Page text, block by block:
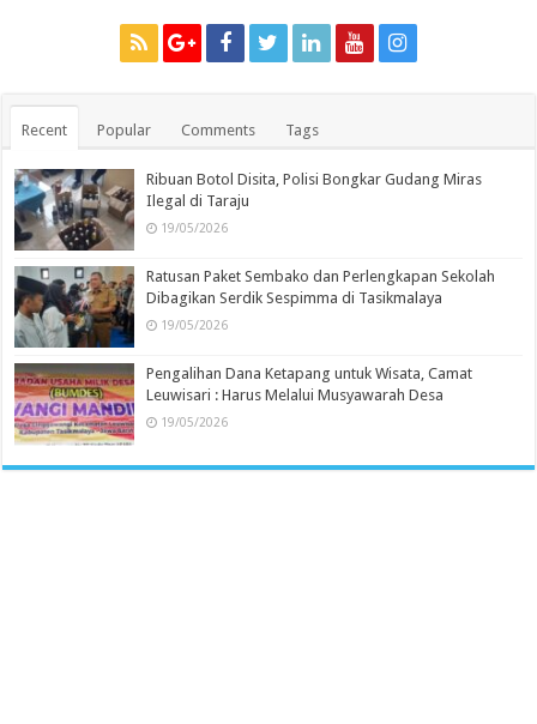
Recent Popular Comments Tags
Ribuan Botol Disita, Polisi Bongkar Gudang Miras
Ilegal di Taraju
19/05/2026
Ratusan Paket Sembako dan Perlengkapan Sekolah
Dibagikan Serdik Sespimma di Tasikmalaya
19/05/2026
Pengalihan Dana Ketapang untuk Wisata, Camat
Leuwisari : Harus Melalui Musyawarah Desa
19/05/2026